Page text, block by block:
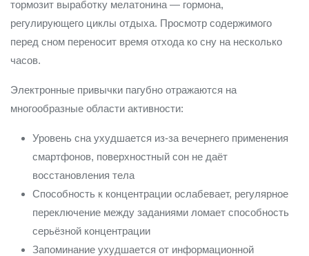
тормозит выработку мелатонина — гормона,
регулирующего циклы отдыха. Просмотр содержимого
перед сном переносит время отхода ко сну на несколько
часов.
Электронные привычки пагубно отражаются на
многообразные области активности:
Уровень сна ухудшается из-за вечернего применения
смартфонов, поверхностный сон не даёт
восстановления тела
Способность к концентрации ослабевает, регулярное
переключение между заданиями ломает способность
серьёзной концентрации
Запоминание ухудшается от информационной